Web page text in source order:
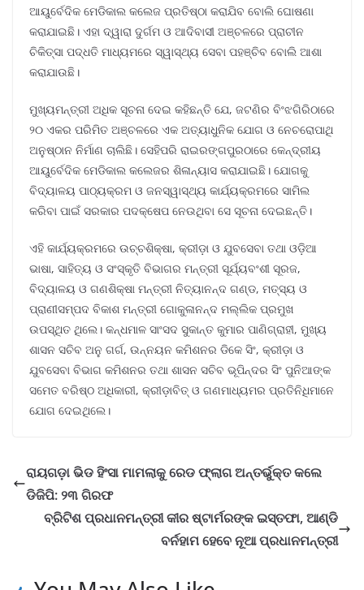
ଆୟୁର୍ବେଦିକ ମେଡିକାଲ କଲେଜ ପ୍ରତିଷ୍ଠା କରାଯିବ ବୋଲି ଘୋଷଣା
କରାଯାଇଛି। ଏହା ଦ୍ୱାରା ଦୁର୍ଗମ ଓ ଆଦିବାସୀ ଅଞ୍ଚଳରେ ପ୍ରାଚୀନ
ଚିକିତ୍ସା ପଦ୍ଧତି ମାଧ୍ୟମରେ ସ୍ୱାସ୍ଥ୍ୟ ସେବା ପହଞ୍ଚିବ ବୋଲି ଆଶା
କରାଯାଉଛି।
ମୁଖ୍ୟମନ୍ତ୍ରୀ ଅଧିକ ସୂଚନା ଦେଇ କହିଛନ୍ତି ଯେ, ଜଟଣିର ବିଂଝଗିରିଠାରେ
୨୦ ଏକର ପରିମିତ ଅଞ୍ଚଳରେ ଏକ ଅତ୍ୟାଧୁନିକ ଯୋଗ ଓ ନେଚରୋପାଥି
ଅନୁଷ୍ଠାନ ନିର୍ମାଣ ଚାଲିଛି। ସେହିପରି ରାଇରଙ୍ଗପୁରଠାରେ କେନ୍ଦ୍ରୀୟ
ଆୟୁର୍ବେଦିକ ମେଡିକାଲ କଲେଜର ଶିଳାନ୍ୟାସ କରାଯାଇଛି। ଯୋଗକୁ
ବିଦ୍ୟାଳୟ ପାଠ୍ୟକ୍ରମ ଓ ଜନସ୍ୱାସ୍ଥ୍ୟ କାର୍ଯ୍ୟକ୍ରମରେ ସାମିଲ
କରିବା ପାଇଁ ସରକାର ପଦକ୍ଷେପ ନେଉଥିବା ସେ ସୂଚନା ଦେଇଛନ୍ତି।
ଏହି କାର୍ଯ୍ୟକ୍ରମରେ ଉଚ୍ଚଶିକ୍ଷା, କ୍ରୀଡ଼ା ଓ ଯୁବସେବା ତଥା ଓଡ଼ିଆ
ଭାଷା, ସାହିତ୍ୟ ଓ ସଂସ୍କୃତି ବିଭାଗର ମନ୍ତ୍ରୀ ସୂର୍ଯ୍ୟବଂଶୀ ସୂରଜ,
ବିଦ୍ୟାଳୟ ଓ ଗଣଶିକ୍ଷା ମନ୍ତ୍ରୀ ନିତ୍ୟାନନ୍ଦ ଗଣ୍ଡ, ମତ୍ସ୍ୟ ଓ
ପ୍ରାଣୀସମ୍ପଦ ବିକାଶ ମନ୍ତ୍ରୀ ଗୋକୁଳାନନ୍ଦ ମଲ୍ଲିକ ପ୍ରମୁଖ
ଉପସ୍ଥିତ ଥିଲେ। କନ୍ଧମାଳ ସାଂସଦ ସୁକାନ୍ତ କୁମାର ପାଣିଗ୍ରାହୀ, ମୁଖ୍ୟ
ଶାସନ ସଚିବ ଅନୁ ଗର୍ଗ, ଉନ୍ନୟନ କମିଶନର ଡିକେ ସିଂ, କ୍ରୀଡ଼ା ଓ
ଯୁବସେବା ବିଭାଗ କମିଶନର ତଥା ଶାସନ ସଚିବ ଭୂପିନ୍ଦର ସିଂ ପୁନିଆଙ୍କ
ସମେତ ବରିଷ୍ଠ ଅଧିକାରୀ, କ୍ରୀଡ଼ାବିତ୍ ଓ ଗଣମାଧ୍ୟମର ପ୍ରତିନିଧିମାନେ
ଯୋଗ ଦେଇଥିଲେ।
ରାୟଗଡ଼ା ଭିଡ ହିଂସା ମାମଲାକୁ ରେଡ ଫ୍ଲାଗ ଅନ୍ତର୍ଭୁକ୍ତ କଲେ
ଡିଜିପି: ୨୩ ଗିରଫ
ବ୍ରିଟିଶ ପ୍ରଧାନମନ୍ତ୍ରୀ କୀର ଷ୍ଟାର୍ମରଙ୍କ ଇସ୍ତଫା, ଆଣ୍ଡି
ବର୍ନହାମ ହେବେ ନୂଆ ପ୍ରଧାନମନ୍ତ୍ରୀ